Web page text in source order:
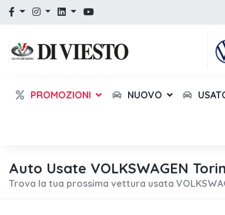
PROMOZIONI NUOVO
Auto Usate VOLKSWAGEN
Trova la tua prossima vettura usata